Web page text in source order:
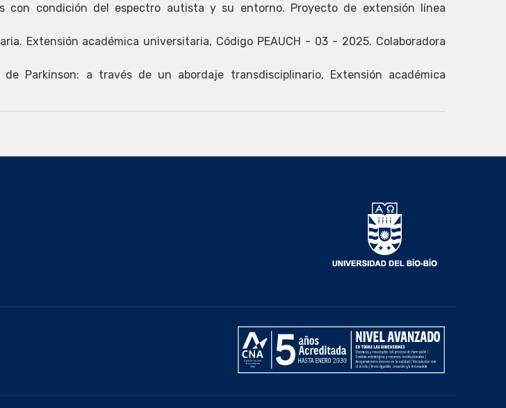
con condición del espectro autista y su entorno. Proyecto de extensión línea
Extensión académica universitaria, Código PEAUCH - 03 - 2025. Colaboradora
Parkinson: a través de un abordaje transdisciplinario, Extensión académica